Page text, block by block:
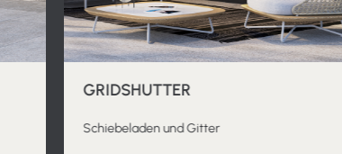
GRIDSHUTTER
Schiebeladen und Gitter